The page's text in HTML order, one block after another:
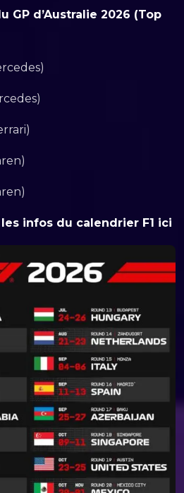
GP d’Australie 2026 (Top
infos du calendrier F1 ici